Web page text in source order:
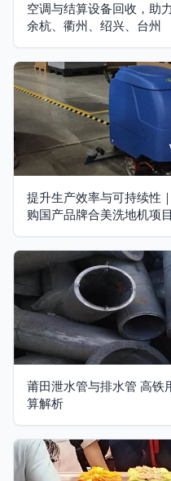
空调与结算设备回收，助
余杭、衢州、绍兴、台州
提升生产效率与可持续性
购国产品牌合美洗地机项
莆田泄水管与排水管 高铁
算解析